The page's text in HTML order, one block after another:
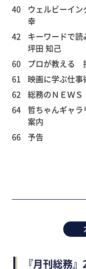
40
ウェルビーイ
幸
42
キーワードで
坪田 知己
60
プロが教える
61
映画に学ぶ仕
62
総務のＮＥＷＳ
64
哲ちゃんギャ
案内
66
予告
『月刊総務